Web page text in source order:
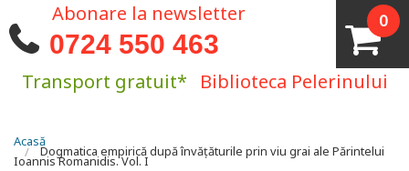
0
Abonare la newsletter
0724 550 463
Transport gratuit* Biblioteca Pelerinului
Eşti aici
Acasă
Dogmatica empirică după învățăturile prin viu grai ale Părintelui
Ioannis Romanidis. Vol. I